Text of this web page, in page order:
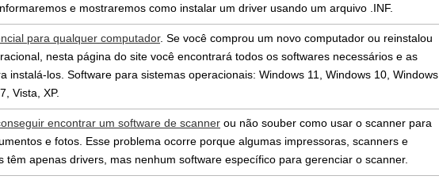
e mostraremos como instalar um driver usando um arquivo .INF.
para qualquer computador. Se você comprou um novo computador ou reinstalou
nesta página do site você encontrará todos os softwares necessários e as
instalá-los. Software para sistemas operacionais: Windows 11, Windows 10, Windows
Vista, XP.
encontrar um software de scanner ou não souber como usar o scanner para
e fotos. Esse problema ocorre porque algumas impressoras, scanners e
têm apenas drivers, mas nenhum software específico para gerenciar o scanner.